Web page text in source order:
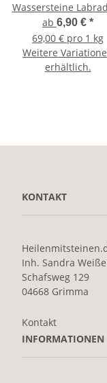
Wassersteine
ab 6,90 € *
69,00 € pro 1 kg
Weitere
erhältlich.
KONTAKT
Inh. Sandra Weiße
Schafsweg 129
04668 Grimma
Kontakt
INFORMATIONEN